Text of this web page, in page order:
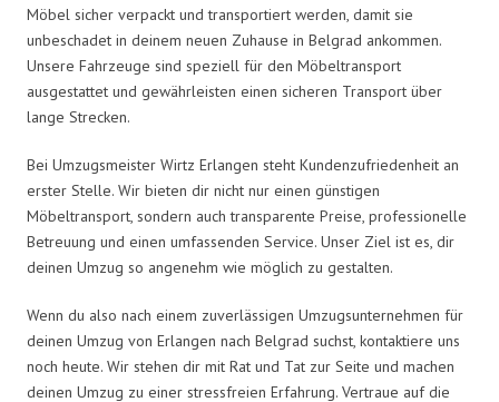
Möbel sicher verpackt und transportiert werden, damit sie
unbeschadet in deinem neuen Zuhause in Belgrad ankommen.
Unsere Fahrzeuge sind speziell für den Möbeltransport
ausgestattet und gewährleisten einen sicheren Transport über
lange Strecken.
Bei Umzugsmeister Wirtz Erlangen steht Kundenzufriedenheit an
erster Stelle. Wir bieten dir nicht nur einen günstigen
Möbeltransport, sondern auch transparente Preise, professionelle
Betreuung und einen umfassenden Service. Unser Ziel ist es, dir
deinen Umzug so angenehm wie möglich zu gestalten.
Wenn du also nach einem zuverlässigen Umzugsunternehmen für
deinen Umzug von Erlangen nach Belgrad suchst, kontaktiere uns
noch heute. Wir stehen dir mit Rat und Tat zur Seite und machen
deinen Umzug zu einer stressfreien Erfahrung. Vertraue auf die